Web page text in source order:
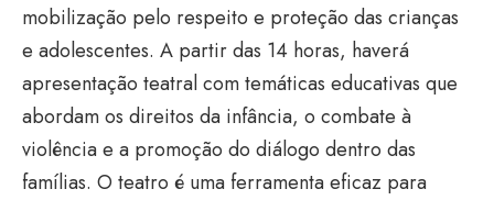
mobilização pelo respeito e proteção das crianças
e adolescentes. A partir das 14 horas, haverá
apresentação teatral com temáticas educativas que
abordam os direitos da infância, o combate à
violência e a promoção do diálogo dentro das
famílias. O teatro é uma ferramenta eficaz para